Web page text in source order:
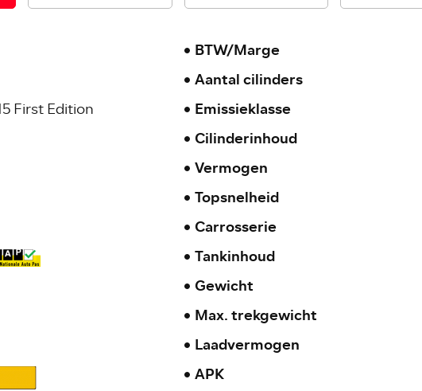
First Edition
BTW/Marge
Aantal cilinders
Emissieklasse
Cilinderinhoud
Vermogen
Topsnelheid
Carrosserie
Tankinhoud
Gewicht
Max. trekgewicht
Laadvermogen
APK